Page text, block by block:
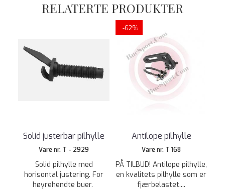
RELATERTE PRODUKTER
Solid justerbar pilhylle
Vare nr. T - 2929
Solid pilhylle med
horisontal justering. For
høyrehendte buer.
-62%
Antilope pilhylle
Vare nr. T 168
PÅ TILBUD! Antilope pilhylle,
en kvalitets pilhylle som er
fjærbelastet....